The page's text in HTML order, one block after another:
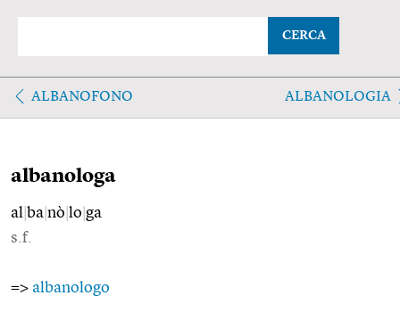
CERCA
ALBANOFONO ALBANOLOGIA
albanologa
al ba nò lo ga
s.f.
=> albanologo